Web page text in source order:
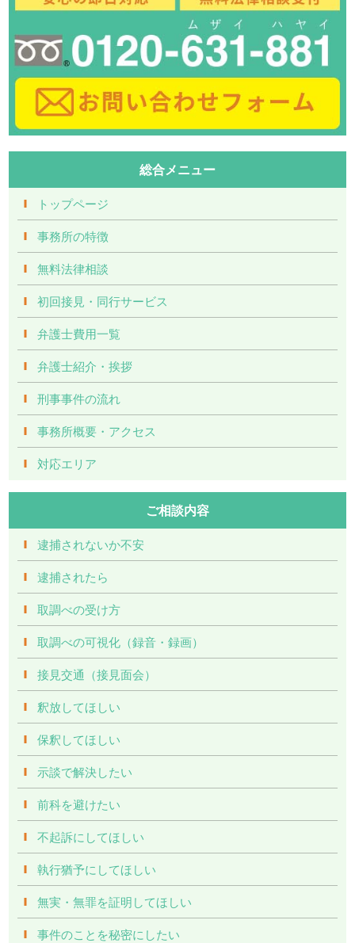
総合メニュー
トップページ
事務所の特徴
無料法律相談
初回接見・同行サービス
弁護士費用一覧
弁護士紹介・挨拶
刑事事件の流れ
事務所概要・アクセス
対応エリア
ご相談内容
逮捕されないか不安
逮捕されたら
取調べの受け方
取調べの可視化（録音・録画）
接見交通（接見面会）
釈放してほしい
保釈してほしい
示談で解決したい
前科を避けたい
不起訴にしてほしい
執行猶予にしてほしい
無実・無罪を証明してほしい
事件のことを秘密にしたい